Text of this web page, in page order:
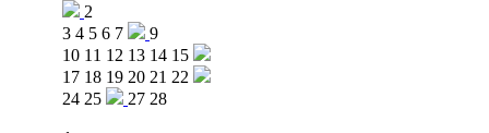
2
3 4 5 6 7
9
10 11 12 13 14 15
17 18 19 20 21 22
24 25 27 28